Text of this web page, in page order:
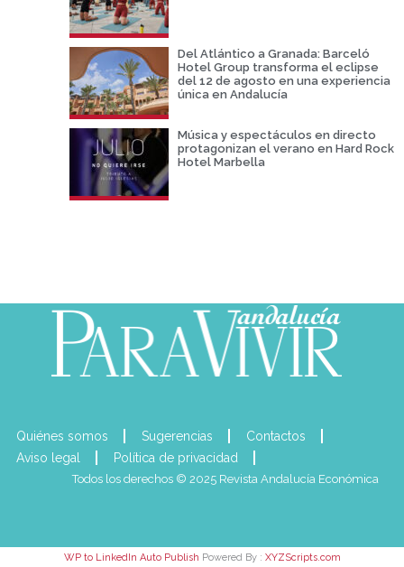
Del Atlántico a Granada: Barceló
Hotel Group transforma el eclipse
del 12 de agosto en una experiencia
única en Andalucía
Música y espectáculos en directo
protagonizan el verano en Hard Rock
Hotel Marbella
Quiénes somos Sugerencias
Contactos
Aviso legal
Política de privacidad
Todos los derechos © 2025 Revista Andalucía Económica
WP to LinkedIn Auto Publish Powered By : XYZScripts.com